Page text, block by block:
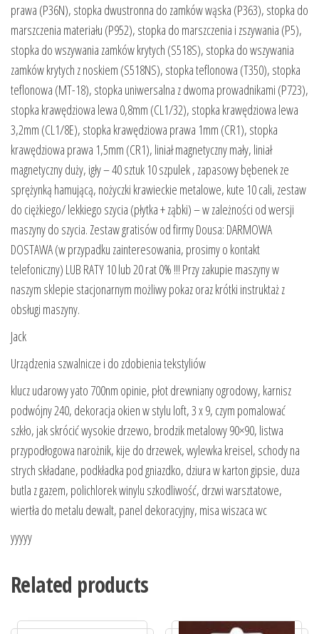
prawa (P36N), stopka dwustronna do zamków wąska (P363), stopka do
marszczenia materiału (P952), stopka do marszczenia i zszywania (P5),
stopka do wszywania zamków krytych (S518S), stopka do wszywania
zamków krytych z noskiem (S518NS), stopka teflonowa (T350), stopka
teflonowa (MT-18), stopka uniwersalna z dwoma prowadnikami (P723),
stopka krawędziowa lewa 0,8mm (CL1/32), stopka krawędziowa lewa
3,2mm (CL1/8E), stopka krawędziowa prawa 1mm (CR1), stopka
krawędziowa prawa 1,5mm (CR1), liniał magnetyczny mały, liniał
magnetyczny duży, igły – 40 sztuk 10 szpulek , zapasowy bębenek ze
sprężynką hamującą, nożyczki krawieckie metalowe, kute 10 cali, zestaw
do ciężkiego/ lekkiego szycia (płytka + ząbki) – w zależności od wersji
maszyny do szycia. Zestaw gratisów od firmy Dousa: DARMOWA
DOSTAWA (w przypadku zainteresowania, prosimy o kontakt
telefoniczny) LUB RATY 10 lub 20 rat 0% !!! Przy zakupie maszyny w
naszym sklepie stacjonarnym możliwy pokaz oraz krótki instruktaż z
obsługi maszyny.
Jack
Urządzenia szwalnicze i do zdobienia tekstyliów
klucz udarowy yato 700nm opinie, płot drewniany ogrodowy, karnisz
podwójny 240, dekoracja okien w stylu loft, 3 x 9, czym pomalować
szkło, jak skrócić wysokie drzewo, brodzik metalowy 90×90, listwa
przypodłogowa narożnik, kije do drzewek, wylewka kreisel, schody na
strych składane, podkładka pod gniazdko, dziura w karton gipsie, duza
butla z gazem, polichlorek winylu szkodliwość, drzwi warsztatowe,
wiertła do metalu dewalt, panel dekoracyjny, misa wiszaca wc
yyyyy
Related products